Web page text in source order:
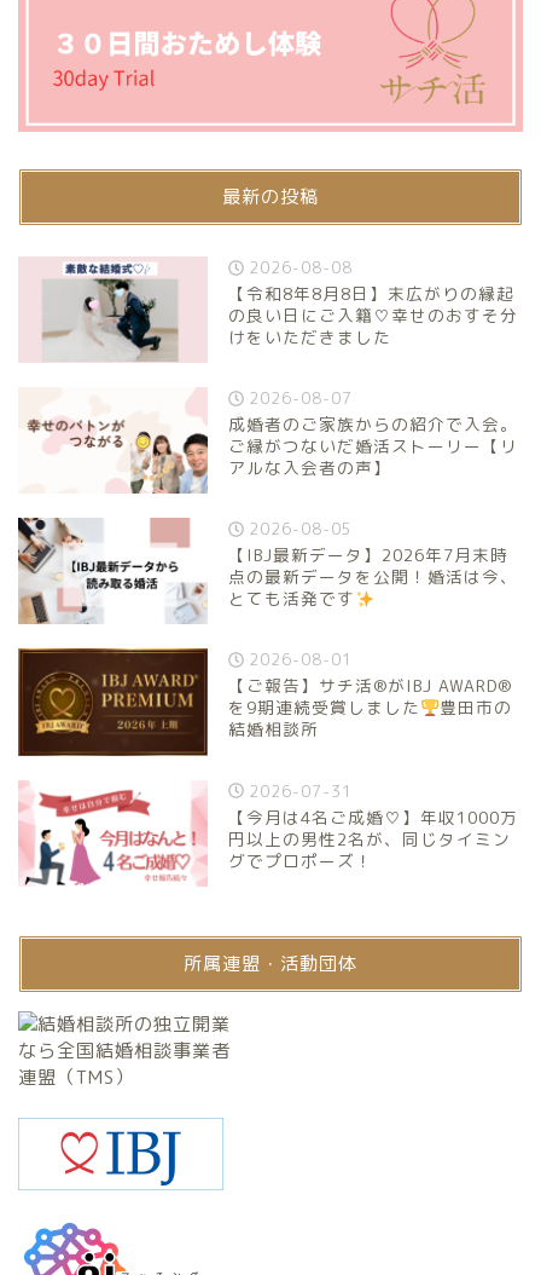
最新の投稿
2026-08-08
【令和8年8月8日】末広がりの縁起
の良い日にご入籍♡幸せのおすそ分
けをいただきました
2026-08-07
成婚者のご家族からの紹介で入会。
ご縁がつないだ婚活ストーリー【リ
アルな入会者の声】
2026-08-05
【IBJ最新データ】2026年7月末時
点の最新データを公開！婚活は今、
とても活発です
2026-08-01
【ご報告】サチ活®がIBJ AWARD®
を9期連続受賞しました
豊田市の
結婚相談所
2026-07-31
【今月は4名ご成婚♡】年収1000万
円以上の男性2名が、同じタイミン
グでプロポーズ！
所属連盟・活動団体